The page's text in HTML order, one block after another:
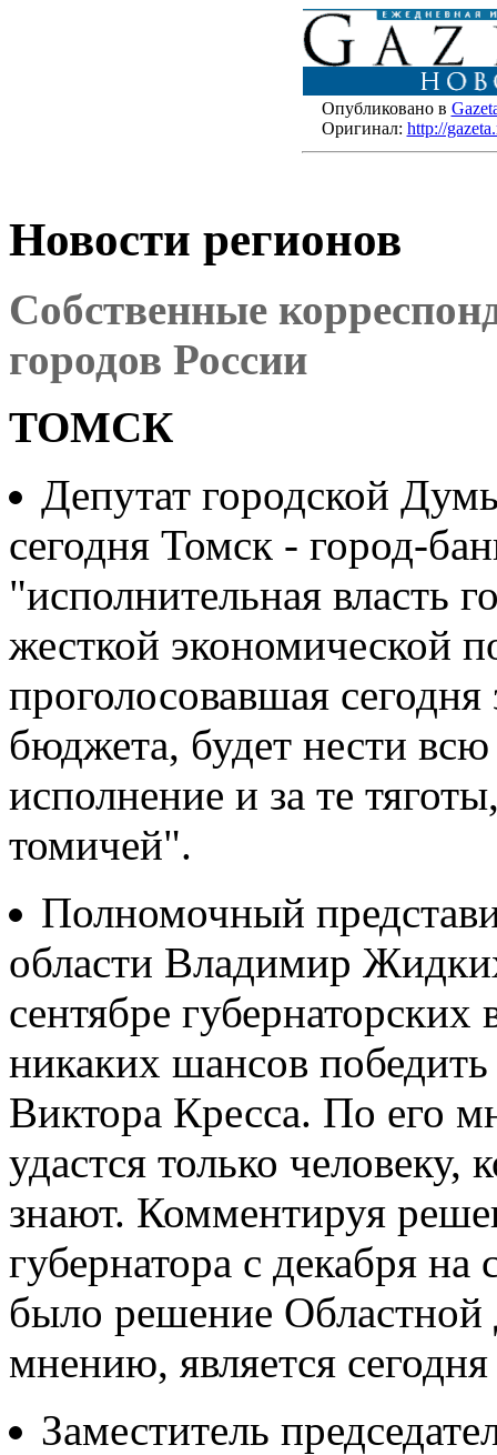
Опубликовано в
Оригинал: http://
Новости регионов
Собственные
городов России
ТОМСК
Депутат городской
сегодня Томск - город-
"исполнительная власть
жесткой экономической
проголосовавшая
бюджета, будет нести всю
исполнение и за те
томичей".
Полномочный
области Владимир
сентябре
никаких шансов
Виктора Кресса. По его
удастся только
знают. Комментируя
губернатора с декабря
было решение
мнению, является
Заместитель